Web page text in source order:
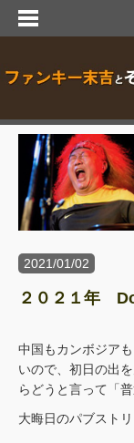
2021/01/02
２０２１年
中国もカンボジア
いので、初日の出
らどうと言って「
大晦日のパブスト